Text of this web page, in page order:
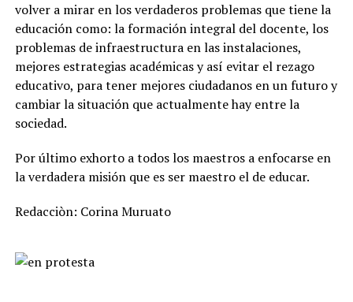
volver a mirar en los verdaderos problemas que tiene la
educación como: la formación integral del docente, los
problemas de infraestructura en las instalaciones,
mejores estrategias académicas y así evitar el rezago
educativo, para tener mejores ciudadanos en un futuro y
cambiar la situación que actualmente hay entre la
sociedad.
Por último exhorto a todos los maestros a enfocarse en
la verdadera misión que es ser maestro el de educar.
Redacciòn: Corina Muruato